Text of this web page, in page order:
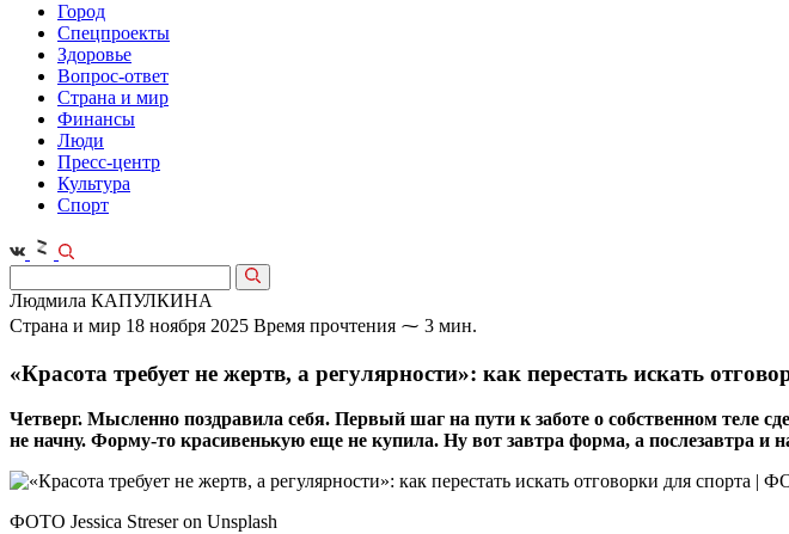
Город
Спецпроекты
Здоровье
Вопрос-ответ
Страна и мир
Финансы
Люди
Пресс-центр
Культура
Спорт
Людмила КАПУЛКИНА
Страна и мир 18 ноября 2025 Время прочтения ⁓ 3 мин.
«Красота требует не жертв, а регулярности»: как перестать искать
Четверг. Мысленно поздравила себя. Первый шаг на пути к заботе о собственном теле
не начну. Форму‑то красивенькую еще не купила. Ну вот завтра форма, а послезавтра и
ФОТО Jessica Streser on Unsplash